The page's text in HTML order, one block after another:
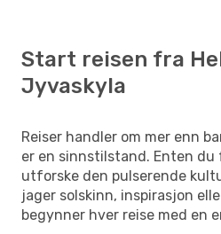
Start reisen fra
Jyvaskyla
Reiser handler om mer enn
er en sinnstilstand. Enten
utforske den pulserende
jager solskinn, inspirasjon
begynner hver reise med en